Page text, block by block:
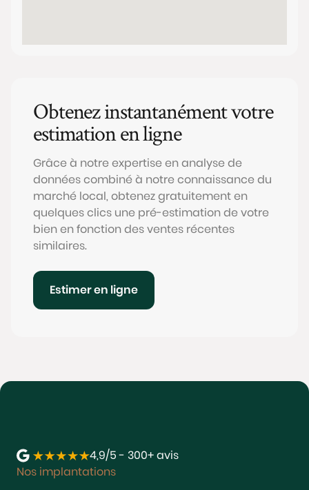
Obtenez instantanément votre
estimation en ligne
Grâce à notre expertise en analyse de
données combiné à notre connaissance du
marché local, obtenez gratuitement en
quelques clics une pré-estimation de votre
bien en fonction des ventes récentes
similaires.
Estimer en ligne
4,9/5 - 300+ avis
Nos implantations